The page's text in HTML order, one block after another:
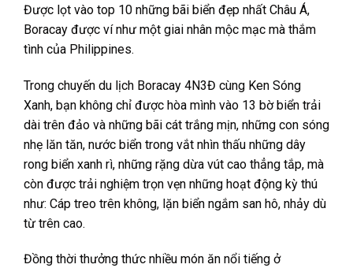
Được lọt vào top 10 những bãi biển đẹp nhất Châu Á,
Boracay được ví như một giai nhân mộc mạc mà thắm
tình của Philippines.
Trong chuyến du lịch Boracay 4N3Đ cùng Ken Sóng
Xanh, bạn không chỉ được hòa mình vào 13 bờ biển trải
dài trên đảo và những bãi cát trắng mịn, những con sóng
nhẹ lăn tăn, nước biển trong vắt nhìn thấu những dây
rong biển xanh rì, những rặng dừa vút cao thẳng tắp, mà
còn được trải nghiệm trọn vẹn những hoạt động kỳ thú
như: Cáp treo trên không, lặn biển ngắm san hô, nhảy dù
từ trên cao.
Đồng thời thưởng thức nhiều món ăn nổi tiếng ở